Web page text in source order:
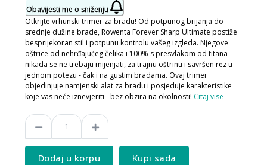
Obavijesti me o sniženju
Otkrijte vrhunski trimer za bradu! Od potpunog brijanja do
srednje dužine brade, Rowenta Forever Sharp Ultimate postiže
besprijekoran stil i potpunu kontrolu vašeg izgleda. Njegove
oštrice od nehrđajućeg čelika i 100% s presvlakom od titana
nikada se ne trebaju mijenjati, za trajnu oštrinu i savršen rez u
jednom potezu - čak i na gustim bradama. Ovaj trimer
objedinjuje namjenski alat za bradu i posjeduje karakteristike
koje vas neće iznevjeriti - bez obzira na okolnosti! Citaj vise
Dodaj u korpu Kupi sada